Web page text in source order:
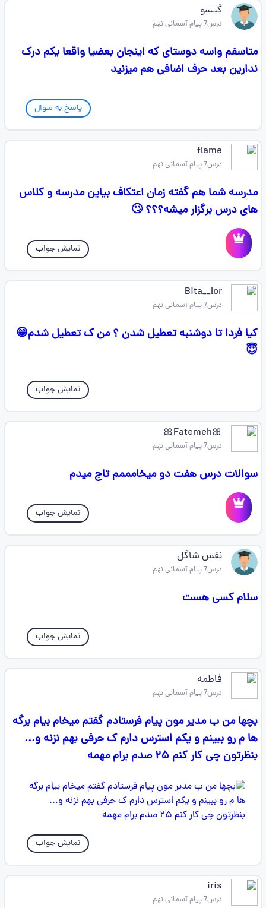
گیسو
درس7 پیام آسمانی نهم
متاسفم واسه دوستای که اینجان بعضیا واقعا یکم درک
ندارین بعد حرف اضافی هم میزنید
پاسخ به سوال
flame
درس7 پیام آسمانی نهم
مدرسه شما هم گفته زمان اعتکاف بیاین مدرسه و کلاس
های درس برگزار میشه؟؟؟ 🙄
نمایش جواب
Bita__lor
درس7 پیام آسمانی نهم
کیا فردا تا دوشنبه تعطیل شدن ؟ من ک تعطیل شدم😁
😇
نمایش جواب
🎀Fatemeh🎀
درس7 پیام آسمانی نهم
سوالات درس هفت دو میخامممم تاج میدم
نمایش جواب
نفس شاگل
درس7 پیام آسمانی نهم
سلام کسی هست
نمایش جواب
فاطمه
درس7 پیام آسمانی نهم
بچها من ب مدیر مون پیام فرستادم گفتم میخام بیام برگه
ها م رو ببینم و یکم استرس دارم ک حرفی بهم نزنه و...
بنظرتون چی کار کنم ۲۵ صدم برام مهمه
نمایش جواب
iris
درس7 پیام آسمانی نهم